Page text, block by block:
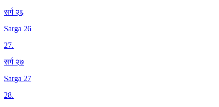
सर्ग २६
Sarga 26
27.
सर्ग २७
Sarga 27
28.